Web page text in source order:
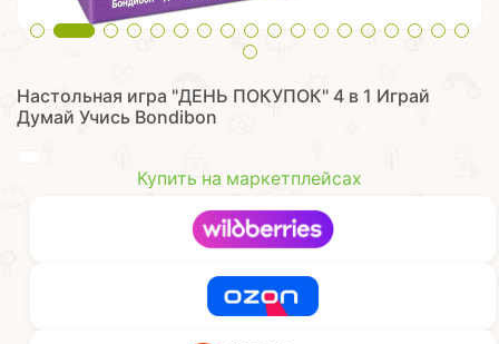
Настольная игра "ДЕНЬ ПОКУПОК" 4 в 1 Играй
Думай Учись Bondibon
Купить на маркетплейсах